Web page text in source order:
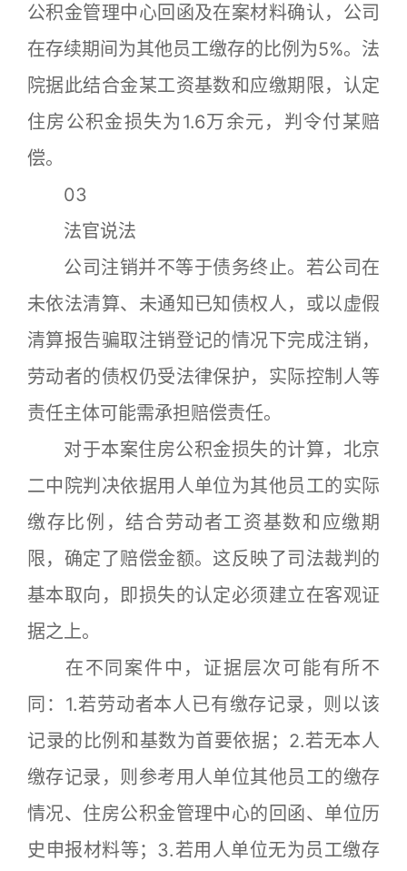
公积金管理中心回函及在案材料确认，公司
在存续期间为其他员工缴存的比例为5%。法
院据此结合金某工资基数和应缴期限，认定
住房公积金损失为1.6万余元，判令付某赔
偿。
03
法官说法
公司注销并不等于债务终止。若公司在
未依法清算、未通知已知债权人，或以虚假
清算报告骗取注销登记的情况下完成注销，
劳动者的债权仍受法律保护，实际控制人等
责任主体可能需承担赔偿责任。
对于本案住房公积金损失的计算，北京
二中院判决依据用人单位为其他员工的实际
缴存比例，结合劳动者工资基数和应缴期
限，确定了赔偿金额。这反映了司法裁判的
基本取向，即损失的认定必须建立在客观证
据之上。
在不同案件中，证据层次可能有所不
同：1.若劳动者本人已有缴存记录，则以该
记录的比例和基数为首要依据；2.若无本人
缴存记录，则参考用人单位其他员工的缴存
情况、住房公积金管理中心的回函、单位历
史申报材料等；3.若用人单位无为员工缴存